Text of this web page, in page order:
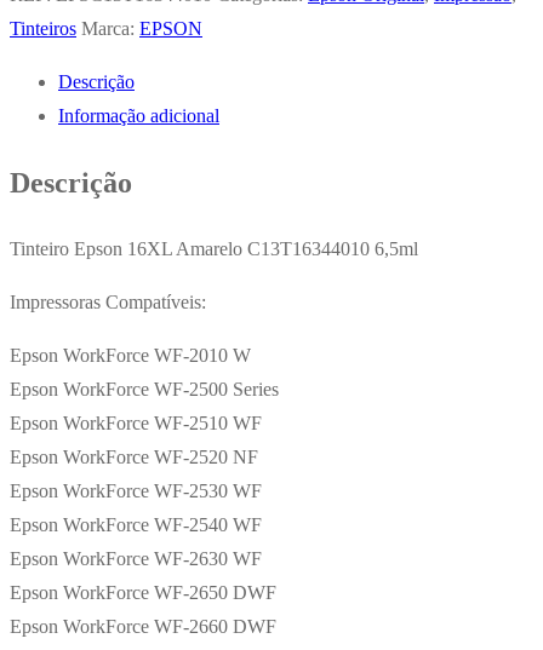
Epson
Amarelo
C13T16344010
Tinteiros Marca: EPSON
Descrição
Informação adicional
Descrição
Tinteiro Epson 16XL Amarelo C13T16344010 6,5ml
Impressoras Compatíveis:
Epson WorkForce WF-2010 W
Epson WorkForce WF-2500 Series
Epson WorkForce WF-2510 WF
Epson WorkForce WF-2520 NF
Epson WorkForce WF-2530 WF
Epson WorkForce WF-2540 WF
Epson WorkForce WF-2630 WF
Epson WorkForce WF-2650 DWF
Epson WorkForce WF-2660 DWF